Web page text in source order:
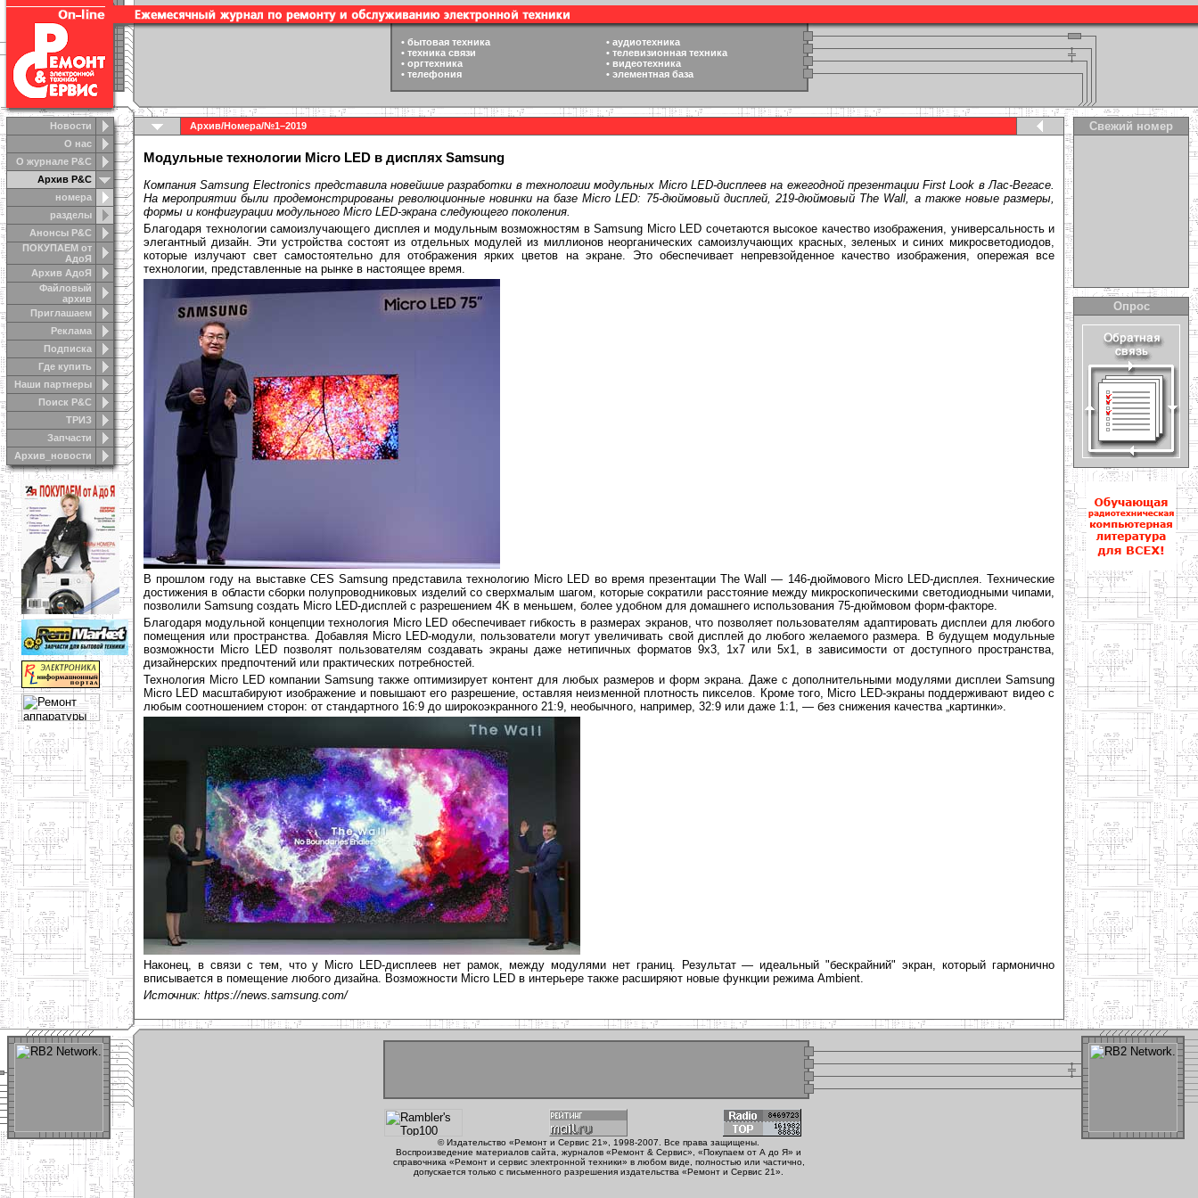
Новости
О нас
О журнале Р&С
Архив Р&С
номера
разделы
Анонсы Р&C
ПОКУПАЕМ от
АдоЯ
Архив АдоЯ
Файловый
архив
Приглашаем
Реклама
Подписка
Где купить
Наши партнеры
Поиск Р&С
ТРИЗ
Запчасти
Архив_новости
• бытовая техника • аудиотехника
• техника связи • телевизионная техника
• оргтехника • видеотехника
• телефония • элементная база
Архив/Номера/№1–2019
Модульные технологии Micro LED в дисплях Samsung
Компания Samsung Electronics представила новейшие разработки в технологии модульных Micro LED-дисплеев на ежегодной презентации First Look в Лас-Вегасе.
На мероприятии были продемонстрированы революционные новинки на базе Micro LED: 75-дюймовый дисплей, 219-дюймовый The Wall, а также новые размеры,
формы и конфигурации модульного Micro LED-экрана следующего поколения.
Благодаря технологии самоизлучающего дисплея и модульным возможностям в Samsung Micro LED сочетаются высокое качество изображения, универсальность и
элегантный дизайн. Эти устройства состоят из отдельных модулей из миллионов неорганических самоизлучающих красных, зеленых и синих микросветодиодов,
которые излучают свет самостоятельно для отображения ярких цветов на экране. Это обеспечивает непревзойденное качество изображения, опережая все
технологии, представленные на рынке в настоящее время.
В прошлом году на выставке CES Samsung представила технологию Micro LED во время презентации The Wall — 146-дюймового Micro LED-дисплея. Технические
достижения в области сборки полупроводниковых изделий со сверхмалым шагом, которые сократили расстояние между микроскопическими светодиодными чипами,
позволили Samsung создать Micro LED-дисплей с разрешением 4K в меньшем, более удобном для домашнего использования 75-дюймовом форм-факторе.
Благодаря модульной концепции технология Micro LED обеспечивает гибкость в размерах экранов, что позволяет пользователям адаптировать дисплеи для любого
помещения или пространства. Добавляя Micro LED-модули, пользователи могут увеличивать свой дисплей до любого желаемого размера. В будущем модульные
возможности Micro LED позволят пользователям создавать экраны даже нетипичных форматов 9x3, 1x7 или 5x1, в зависимости от доступного пространства,
дизайнерских предпочтений или практических потребностей.
Технология Micro LED компании Samsung также оптимизирует контент для любых размеров и форм экрана. Даже с дополнительными модулями дисплеи Samsung
Micro LED масштабируют изображение и повышают его разрешение, оставляя неизменной плотность пикселов. Кроме того, Micro LED-экраны поддерживают видео с
любым соотношением сторон: от стандартного 16:9 до широкоэкранного 21:9, необычного, например, 32:9 или даже 1:1, — без снижения качества „картинки».
Наконец, в связи с тем, что у Micro LED-дисплеев нет рамок, между модулями нет границ. Результат — идеальный "бескрайний" экран, который гармонично
вписывается в помещение любого дизайна. Возможности Micro LED в интерьере также расширяют новые функции режима Ambient.
Источник: https://news.samsung.com/
Свежий номер
Опрос
© Издательство «Ремонт и Сервис 21», 1998-2007. Все права защищены.
Воспроизведение материалов сайта, журналов «Ремонт & Сервис», «Покупаем от А до Я» и
справочника «Ремонт и сервис электронной техники» в любом виде, полностью или частично,
допускается только с письменного разрешения издательства «Ремонт и Сервис 21».